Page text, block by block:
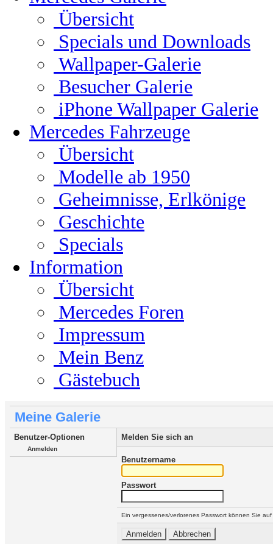
Übersicht
Specials und Downloads
Wallpaper-Galerie
Besucher Galerie
iPhone Wallpaper Galerie
Mercedes Fahrzeuge
Übersicht
Modelle ab 1950
Geheimnisse, Erlkönige
Geschichte
Specials
Information
Übersicht
Mercedes Foren
Impressum
Mein Benz
Gästebuch
Meine Galerie
Benutzer-Optionen
Anmelden
Melden Sie sich an
Benutzername
Passwort
Ein vergessenes/verlorenes Passwort können Sie